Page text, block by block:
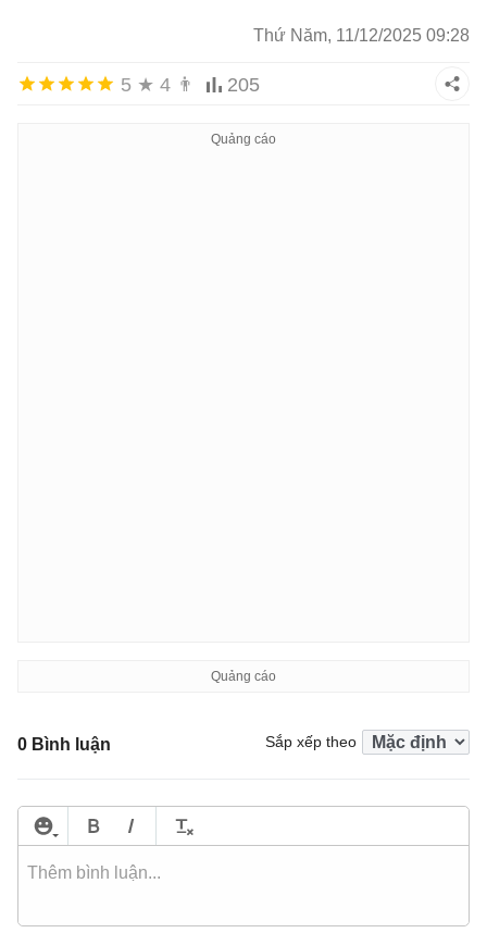
Thứ Năm, 11/12/2025 09:28
5 ★ 4 👨 205
0 Bình luận Sắp xếp theo